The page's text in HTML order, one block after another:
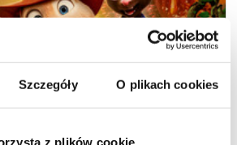
Szczegóły O plikach cookies
z plików cookie